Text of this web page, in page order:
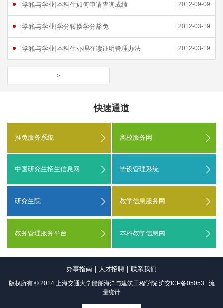
[学籍与学业]本科生如何申请查询成绩 2012-09-09
[学籍与学业]学分转换学分豁免 2012-03-19
[学籍与学业]本科生办理在读证明管理办法 2012-03-19
>
快速通道
推免服务系统 离校服务网
中国研究生招生信息网 毕设管理系统
研究生院 教学信息服务网
教务管理服务平台 本科教学信息网
办事指南 | 人才招聘 | 联系我们
版权所有 © 2014 上海交通大学船舶海洋与建筑工程学院 沪交ICP备05053
流
量统计